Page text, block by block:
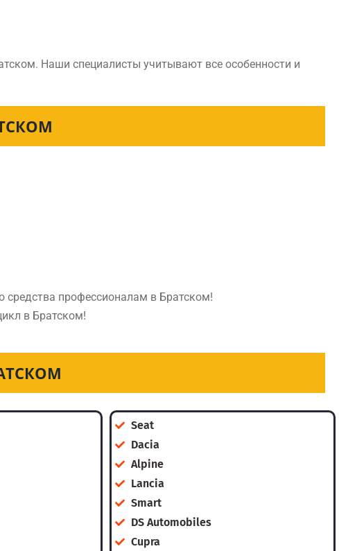
Наши специалисты учитывают все особенности и
средства профессионалам в Братском!
в Братском!
Seat
Dacia
Alpine
Lancia
Smart
DS Automobiles
Cupra